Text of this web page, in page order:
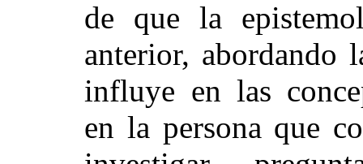
de que la
anterior, abordando
influye en las
en la persona que